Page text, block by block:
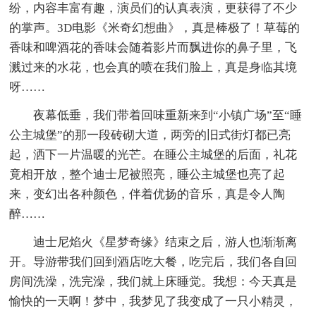
纷，内容丰富有趣，演员们的认真表演，更获得了不少
的掌声。3D电影《米奇幻想曲》，真是棒极了！草莓的
香味和啤酒花的香味会随着影片而飘进你的鼻子里，飞
溅过来的水花，也会真的喷在我们脸上，真是身临其境
呀……
夜幕低垂，我们带着回味重新来到“小镇广场”至“睡
公主城堡”的那一段砖砌大道，两旁的旧式街灯都已亮
起，洒下一片温暖的光芒。在睡公主城堡的后面，礼花
竟相开放，整个迪士尼被照亮，睡公主城堡也亮了起
来，变幻出各种颜色，伴着优扬的音乐，真是令人陶
醉……
迪士尼焰火《星梦奇缘》结束之后，游人也渐渐离
开。导游带我们回到酒店吃大餐，吃完后，我们各自回
房间洗澡，洗完澡，我们就上床睡觉。我想：今天真是
愉快的一天啊！梦中，我梦见了我变成了一只小精灵，